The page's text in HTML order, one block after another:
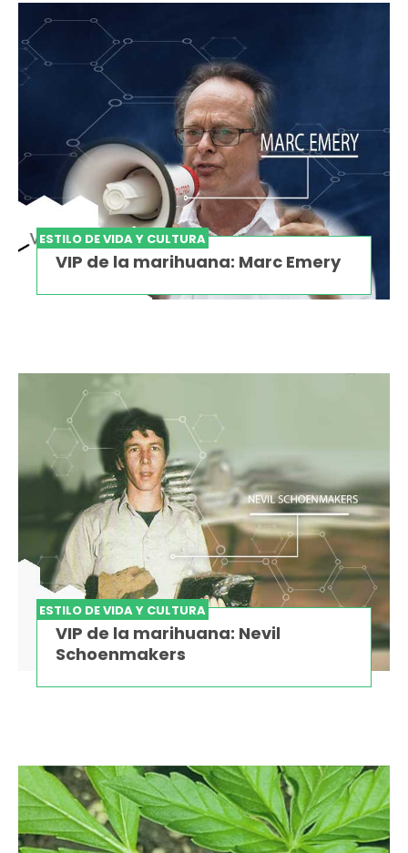
ESTILO DE VIDA Y CULTURA
VIP de la marihuana: Marc Emery
ESTILO DE VIDA Y CULTURA
VIP de la marihuana: Nevil
Schoenmakers